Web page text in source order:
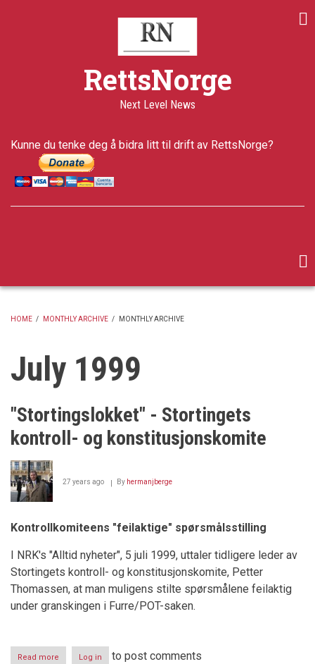
RettsNorge
Next Level News
Kunne du tenke deg å bidra litt til drift av RettsNorge?
HOME / MONTHLY ARCHIVE / MONTHLY ARCHIVE
July 1999
"Stortingslokket" - Stortingets
kontroll- og konstitusjonskomite
27 years ago By hermanjberge
Kontrollkomiteens "feilaktige" spørsmålsstilling
I NRK's "Alltid nyheter", 5 juli 1999, uttaler tidligere leder av
Stortingets kontroll- og konstitusjonskomite, Petter
Thomassen, at man muligens stilte spørsmålene feilaktig
under granskingen i Furre/POT-saken.
Read more Log in to post comments